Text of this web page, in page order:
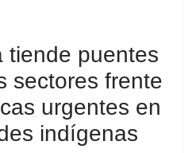
tiende puentes
sectores frente
urgentes en
indígenas